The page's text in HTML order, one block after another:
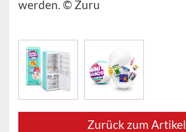
werden. © Zuru
Zurück zum Artikel